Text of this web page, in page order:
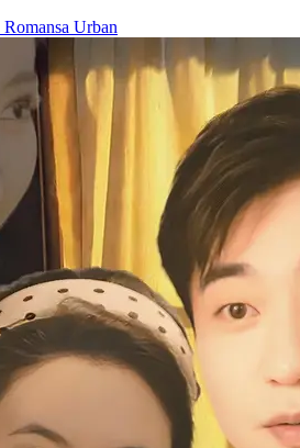
Romansa Urban